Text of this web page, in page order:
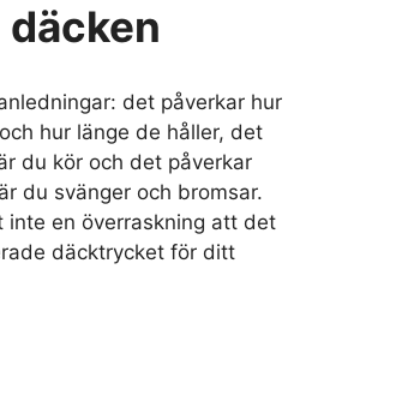
det påverkar hur
hur länge de håller, det
du kör och det påverkar
du svänger och bromsar.
en överraskning att det
däcktrycket för ditt